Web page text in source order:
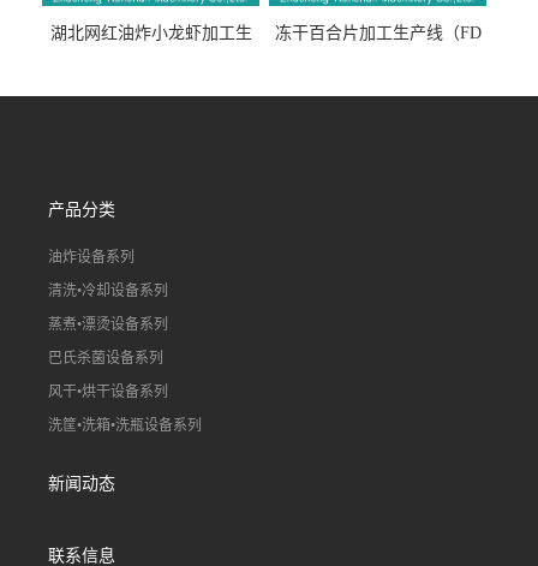
湖北网红油炸小龙虾加工生
线）
冻干百合片加工生产线（FD
线）
产品分类
油炸设备系列
清洗•冷却设备系列
蒸煮•漂烫设备系列
巴氏杀菌设备系列
风干•烘干设备系列
洗筐•洗箱•洗瓶设备系列
新闻动态
联系信息